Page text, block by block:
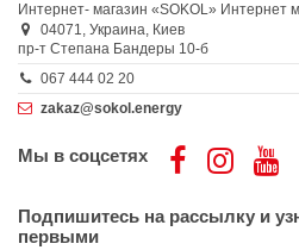
Интернет- магазин «SOKOL» Интернет
04071, Украина, Киев
пр-т Степана Бандеры 10-б
067 444 02 20
zakaz@sokol.energy
Мы в соцсетях
Подпишитесь на рассылку и
первыми